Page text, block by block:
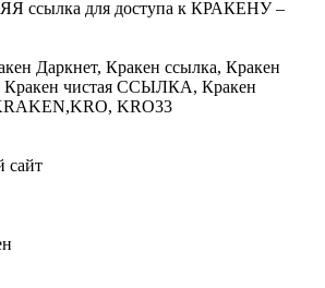
для доступа к КРАКЕНУ –
Даркнет, Кракен ссылка, Кракен
Кракен чистая ССЫЛКА, Кракен
KRO33
сайт